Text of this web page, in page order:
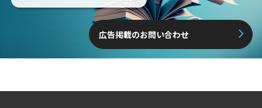
広告掲載のお問い合わせ